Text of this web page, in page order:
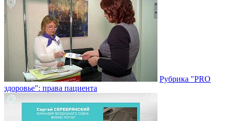
Рубрика "PRO
здоровье": права пациента